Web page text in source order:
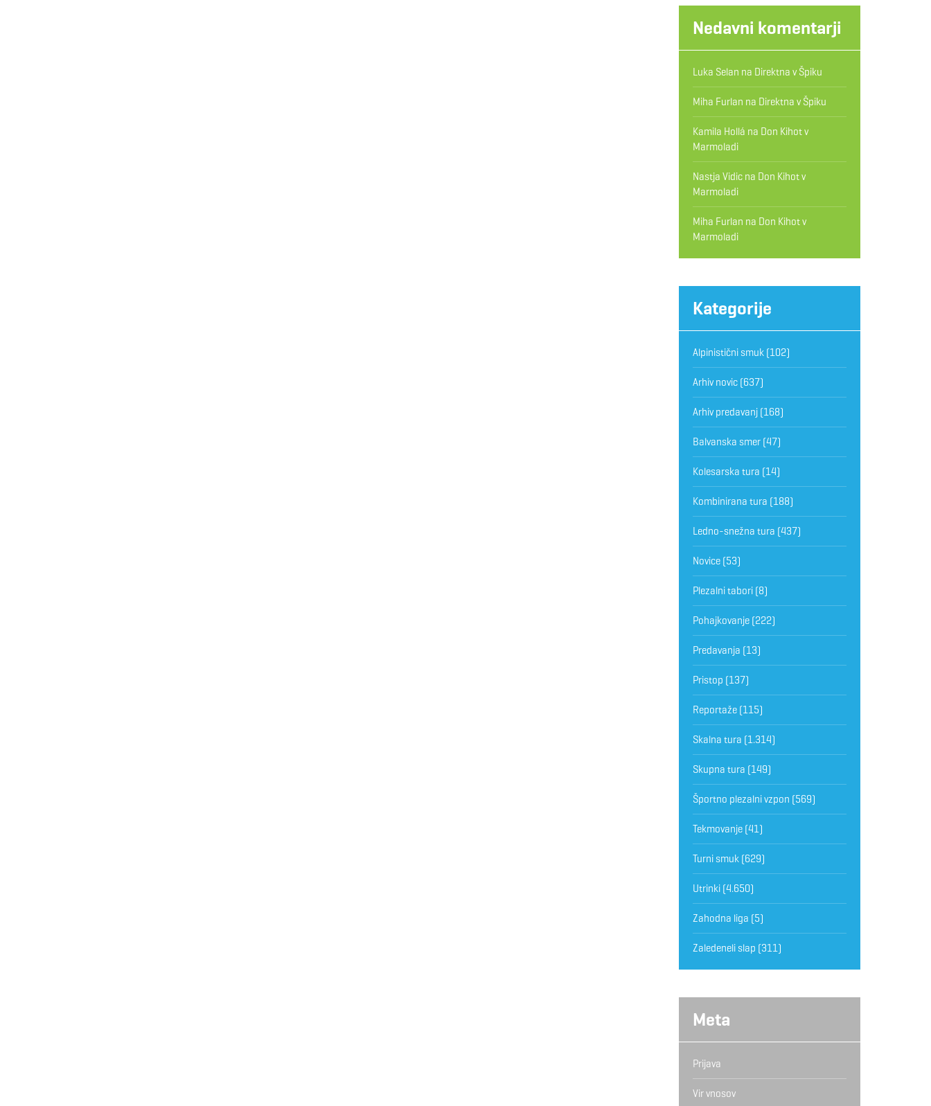
Nedavni komentarji
Luka Selan na Direktna v Špiku
Miha Furlan na Direktna v Špiku
Kamila Hollá na Don Kihot v
Marmoladi
Nastja Vidicna Don Kihot v
Marmoladi
Miha Furlan na Don Kihot v
Marmoladi
Kategorije
Alpinistični smuk(102)
Arhiv novic(637)
Arhiv predavanj(168)
Balvanska smer(47)
Kolesarska tura (14)
Kombinirana tura (188)
Ledno-snežna tura (437)
Novice(53)
Plezalni tabori(8)
Pohajkovanje(222)
Predavanja (13)
Pristop (137)
Reportaže(115)
Skalna tura (1.314)
Skupna tura (149)
Športno plezalni vzpon (569)
Tekmovanje(41)
Turni smuk(629)
Utrinki(4.650)
Zahodna liga (5)
Zaledeneli slap (311)
Meta
Prijava
Vir vnosov